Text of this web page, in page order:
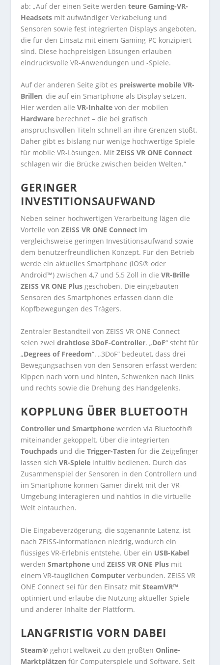
ab: „Auf der einen Seite werden teure Gaming-VR-
Headsets mit aufwändiger Verkabelung und
Sensoren sowie fest integrierten Displays angeboten,
die für den Einsatz mit einem Gaming-PC konzipiert
sind. Diese hochpreisigen Lösungen erlauben
eindrucksvolle VR-Anwendungen und -Spiele.
Auf der anderen Seite gibt es preiswerte mobile VR-
Brillen, die auf ein Smartphone als Display setzen.
Hier werden alleVR-Inhalte von der mobilen
Hardware berechnet – die bei grafisch
anspruchsvollen Titeln schnell an ihre Grenzen stößt.
Daher gibt es bislang nur wenige hochwertige Spiele
für mobile VR-Lösungen. Mit ZEISS VR ONE Connect
schlagen wir die Brücke zwischen beiden Welten.“
GERINGER
INVESTITIONSAUFWAND
Neben seiner hochwertigen Verarbeitung lägen die
Vorteile von ZEISS VR ONE Connect im
vergleichsweise geringen Investitionsaufwand sowie
dem benutzerfreundlichen Konzept. Für den Betrieb
werde ein aktuelles Smartphone (iOS® oder
Android™) zwischen 4,7 und 5,5 Zoll in dieVR-Brille
ZEISS VR ONE Plus geschoben. Die eingebauten
Sensoren des Smartphones erfassen dann die
Kopfbewegungen des Trägers.
Zentraler Bestandteil von ZEISS VR ONE Connect
seien zweidrahtlose 3DoF-Controller. „DoF“ steht für
„Degrees of Freedom“. „3DoF“ bedeutet, dass drei
Bewegungsachsen von den Sensoren erfasst werden:
Kippen nach vorn und hinten, Schwenken nach links
und rechts sowie die Drehung des Handgelenks.
KOPPLUNG ÜBER BLUETOOTH
Controller und Smartphone werden via Bluetooth®
miteinander gekoppelt. Über die integrierten
Touchpads und die Trigger-Tasten für die Zeigefinger
lassen sichVR-Spiele intuitiv bedienen. Durch das
Zusammenspiel der Sensoren in den Controllern und
im Smartphone können Gamer direkt mit der VR-
Umgebung interagieren und nahtlos in die virtuelle
Welt eintauchen.
Die Eingabeverzögerung, die sogenannte Latenz, ist
nach ZEISS-Informationen niedrig, wodurch ein
flüssiges VR-Erlebnis entstehe. Über ein USB-Kabel
werdenSmartphone und ZEISS VR ONE Plus mit
einem VR-tauglichen Computer verbunden. ZEISS VR
ONE Connect sei für den Einsatz mit SteamVR™
optimiert und erlaube die Nutzung aktueller Spiele
und anderer Inhalte der Plattform.
LANGFRISTIG VORN DABEI
Steam® gehört weltweit zu den größten Online-
Marktplätzen für Computerspiele und Software. Seit